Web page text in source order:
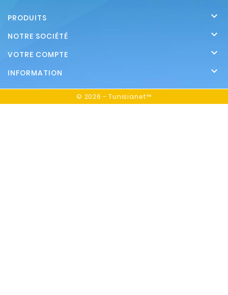
PRODUITS 
NOTRE SOCIÉTÉ 
VOTRE COMPTE 
INFORMATION 
© 2026 - Tunisianet™